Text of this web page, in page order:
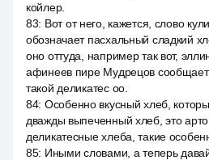
койлер.
83: Вот от него, кажется, слово
обозначает пасхальный сладкий
оно оттуда, например так вот,
афинеев пире Мудрецов
такой деликатес оо.
84: Особенно вкусный хлеб,
дважды выпеченный хлеб, это
деликатесные хлеба, такие
85: Иными словами, а теперь